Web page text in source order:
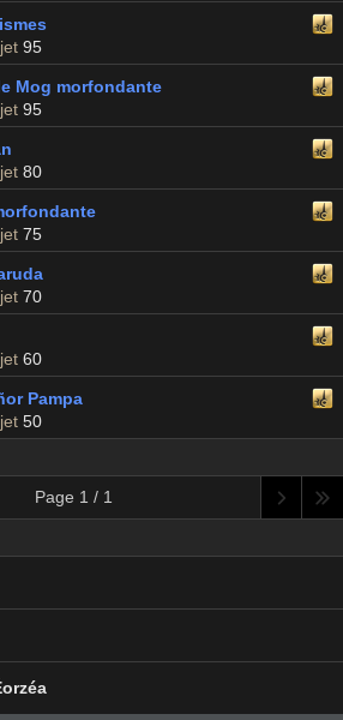
95
Mog morfondante
95
80
75
70
60
Pampa
50
Page 1 / 1